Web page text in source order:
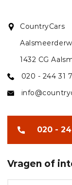
CountryCars
1432 CG
020 - 244 31
020 -
Vragen of